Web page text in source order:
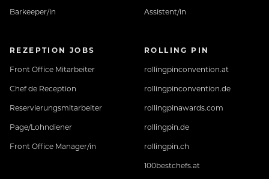
Barkeeper/in
Assistent/in
REZEPTION JOBS
Front Office Mitarbeiter
Chef de Reception
Reservierungsmitarbeiter
Page/Lohndiener
Front Office Manager/in
ROLLING PIN
rollingpinconvention.at
rollingpinconvention.de
rollingpinawards.com
rollingpin.de
rollingpin.ch
100bestchefs.at